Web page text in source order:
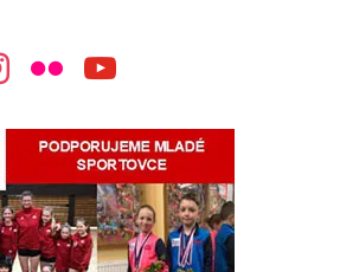
flickr youtube